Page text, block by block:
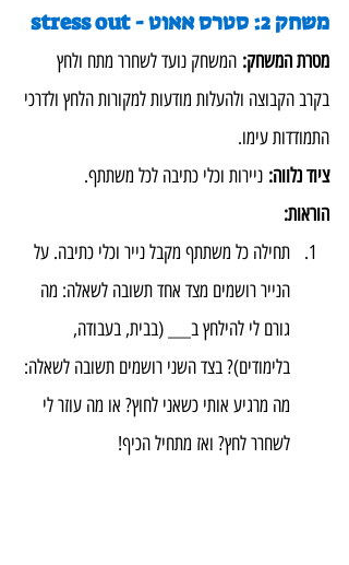
משחק 2: סטרס אאוט - stress out
מטרת המשחק: המשחק נועד לשחרר מתח ולחץ
בקרב הקבוצה ולהעלות מודעות למקורות הלחץ ולדרכי
התמודדות עימו.
ציוד נלווה: ניירות וכלי כתיבה לכל משתתף.
הוראות:
תחילה כל משתתף מקבל נייר וכלי כתיבה. על
הנייר רושמים מצד אחד תשובה לשאלה: מה
גורם לי להילחץ ב___ (בבית, בעבודה,
בלימודים)? בצד השני רושמים תשובה לשאלה:
מה מרגיע אותי כשאני לחוץ? או מה עוזר לי
לשחרר לחץ? ואז מתחיל הכיף!